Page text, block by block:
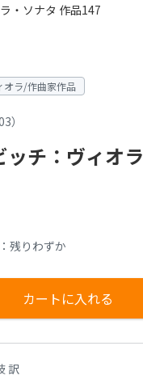
・ソナタ 作品147
オラ/作曲家作品
）
ッチ：ヴィオ
残りわずか
カートに入れる
訳